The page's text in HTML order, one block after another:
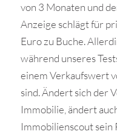
von 3 Monaten und
Anzeige schlägt für
Euro zu Buche.
während unseres
einem Verkaufswert
sind. Ändert sich der
Immobilie, ändert
Immobilienscout sein